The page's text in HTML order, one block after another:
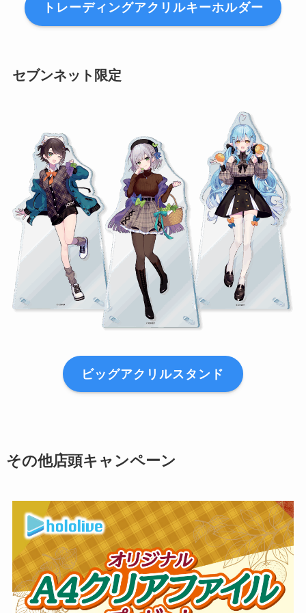
トレーディングアクリルキーホルダー
セブンネット限定
ビッグアクリルスタンド
その他店頭キャンペーン